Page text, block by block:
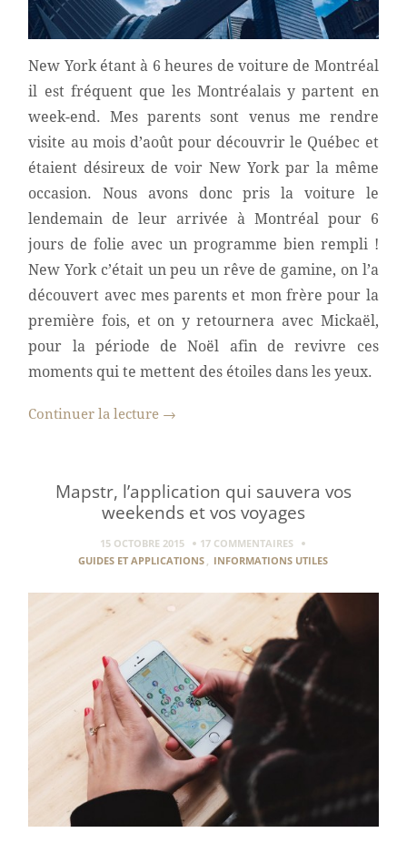
New York étant à 6 heures de voiture de Montréal
il est fréquent que les Montréalais y partent en
week-end. Mes parents sont venus me rendre
visite au mois d’août pour découvrir le Québec et
étaient désireux de voir New York par la même
occasion. Nous avons donc pris la voiture le
lendemain de leur arrivée à Montréal pour 6
jours de folie avec un programme bien rempli !
New York c’était un peu un rêve de gamine, on l’a
découvert avec mes parents et mon frère pour la
première fois, et on y retournera avec Mickaël,
pour la période de Noël afin de revivre ces
moments qui te mettent des étoiles dans les yeux.
Continuer la lecture →
Mapstr, l’application qui sauvera vos
weekends et vos voyages
15 OCTOBRE 2015
17 COMMENTAIRES
GUIDES ET APPLICATIONS , INFORMATIONS UTILES